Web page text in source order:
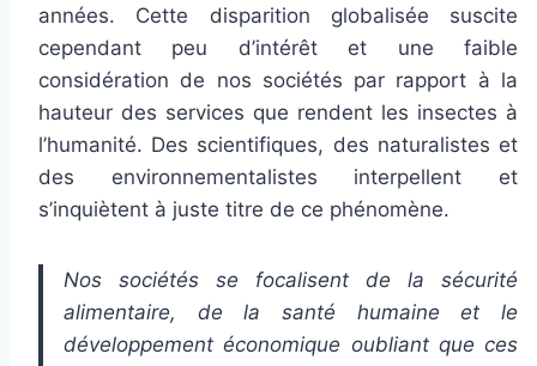
années. Cette disparition globalisée suscite
cependant peu d’intérêt et une faible
considération de nos sociétés par rapport à la
hauteur des services que rendent les insectes à
l’humanité. Des scientifiques, des naturalistes et
des environnementalistes interpellent et
s’inquiètent à juste titre de ce phénomène.
Nos sociétés se focalisent de la sécurité
alimentaire, de la santé humaine et le
développement économique oubliant que ces